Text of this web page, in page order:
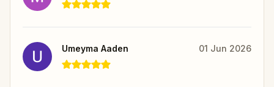
Umeyma Aaden 01 Jun 2026